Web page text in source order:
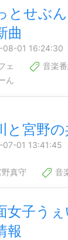
とせぶ
曲
08-01 16:24:30
ェ
音楽
ん
と宮野の
07-01 13:41:45
野真守 音
女子う
報